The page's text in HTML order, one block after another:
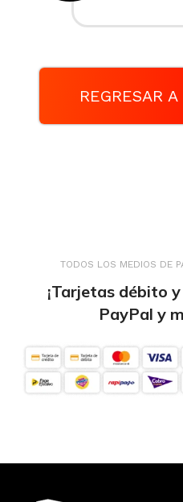
REGRESAR
TODOS LOS MEDIOS DE
¡Tarjetas débito
PayPal y